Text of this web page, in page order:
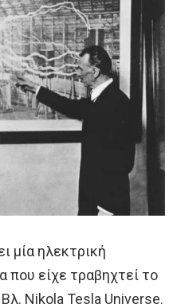
μία ηλεκτρική
είχε τραβηχτεί το
Nikola Tesla Universe.